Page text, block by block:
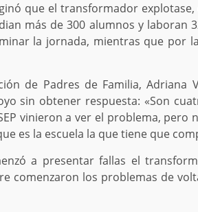
que el transformador
más de 300 alumnos y laboran
la jornada, mientras que por
de Padres de Familia, Adriana
sin obtener respuesta: «Son
vinieron a ver el problema, pero
es la escuela la que tiene que
a presentar fallas el
comenzaron los problemas de